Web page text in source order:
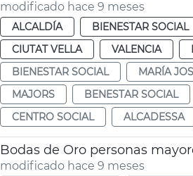
modificado hace 9 meses
ALCALDÍA BIENESTAR SOCIAL
CIUTAT VELLA
VALENCIA
BIENESTAR SOCIAL
MARÍA
MAJORS
BENESTAR SOCIAL
CENTRO SOCIAL
ALCADESSA
Bodas de Oro personas
modificado hace 9 meses